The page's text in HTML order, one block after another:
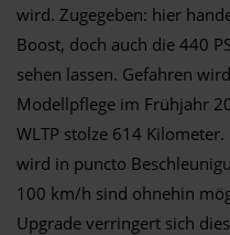
wird. Zugegeben: hier
Boost, doch auch die 440
sehen lassen. Gefahren
Modellpflege im Frühjahr
WLTP stolze 614
wird in puncto
100 km/h sind ohnehin
Upgrade verringert sich